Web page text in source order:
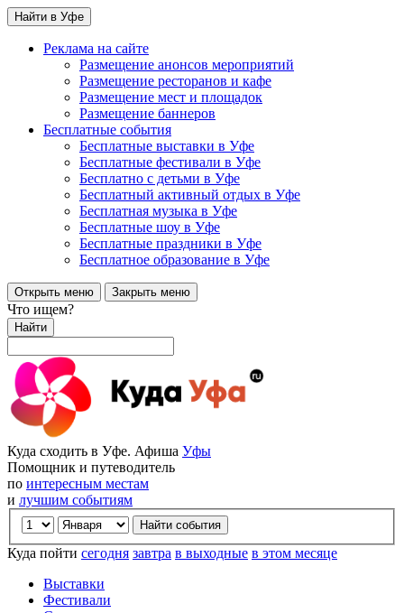
Найти в Уфе
Реклама на сайте
Размещение анонсов мероприятий
Размещение ресторанов и кафе
Размещение мест и площадок
Размещение баннеров
Бесплатные события
Бесплатные выставки в Уфе
Бесплатные фестивали в Уфе
Бесплатно с детьми в Уфе
Бесплатный активный отдых в Уфе
Бесплатная музыка в Уфе
Бесплатные шоу в Уфе
Бесплатные праздники в Уфе
Бесплатное образование в Уфе
Открыть меню Закрыть меню
Что ищем?
Найти
Куда сходить в Уфе. Афиша Уфы
Помощник и путеводитель
по интересным местам
и лучшим событиям
Куда пойти сегодня завтра в выходные в этом месяце
Выставки
Фестивали